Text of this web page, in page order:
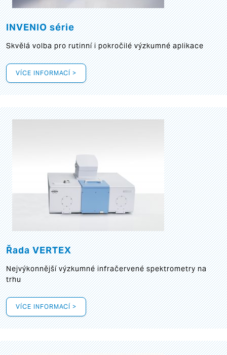
INVENIO série
Skvělá volba pro rutinní i pokročilé výzkumné aplikace
VÍCE INFORMACÍ >
Řada VERTEX
Nejvýkonnější výzkumné infračervené spektrometry na
trhu
VÍCE INFORMACÍ >